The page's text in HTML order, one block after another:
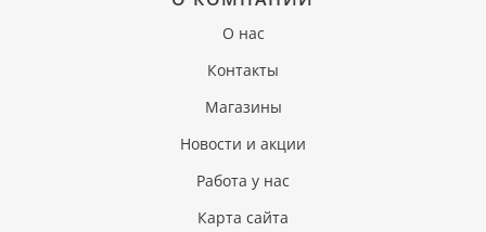
О нас
Контакты
Магазины
Новости и акции
Работа у нас
Карта сайта